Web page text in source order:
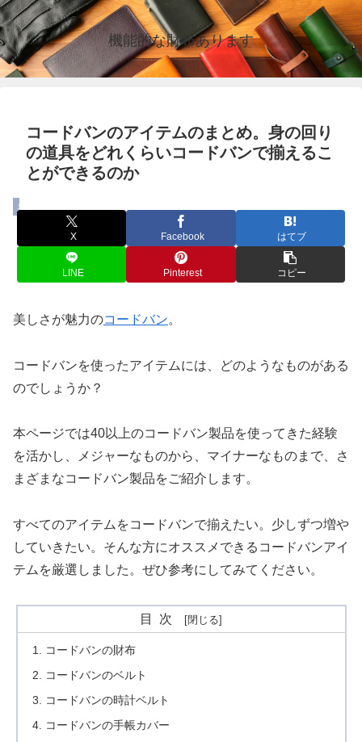
機能的な財布あります
コードバンのアイテムのまとめ。身の回り
の道具をどれくらいコードバンで揃えるこ
とができるのか
まとめ
X Facebook はてブ
LINE Pinterest コピー
美しさが魅力のコードバン。
コードバンを使ったアイテムには、どのようなものがある
のでしょうか？
本ページでは40以上のコードバン製品を使ってきた経験
を活かし、メジャーなものから、マイナーなものまで、さ
まざまなコードバン製品をご紹介します。
すべてのアイテムをコードバンで揃えたい。少しずつ増や
していきたい。そんな方にオススメできるコードバンアイ
テムを厳選しました。ぜひ参考にしてみてください。
目次
コードバンの財布
コードバンのベルト
コードバンの時計ベルト
コードバンの手帳カバー